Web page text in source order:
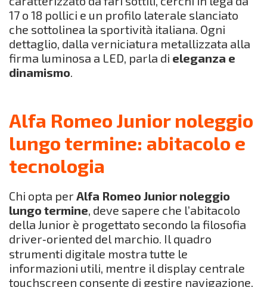
17 o 18 pollici e un profilo laterale slanciato
che sottolinea la sportività italiana. Ogni
dettaglio, dalla verniciatura metallizzata alla
firma luminosa a LED, parla di eleganza e
dinamismo.
Alfa Romeo Junior noleggio
lungo termine: abitacolo e
tecnologia
Chi opta per Alfa Romeo Junior noleggio
lungo termine, deve sapere che l’abitacolo
della Junior è progettato secondo la filosofia
driver‑oriented del marchio. Il quadro
strumenti digitale mostra tutte le
informazioni utili, mentre il display centrale
touchscreen consente di gestire navigazione,